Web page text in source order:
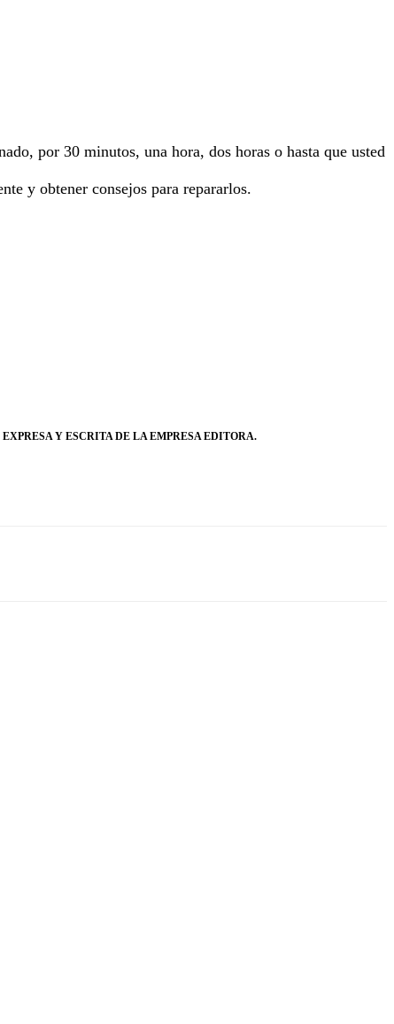
por 30 minutos, una hora, dos horas o hasta que usted
y obtener consejos para repararlos.
Y ESCRITA DE LA EMPRESA EDITORA.